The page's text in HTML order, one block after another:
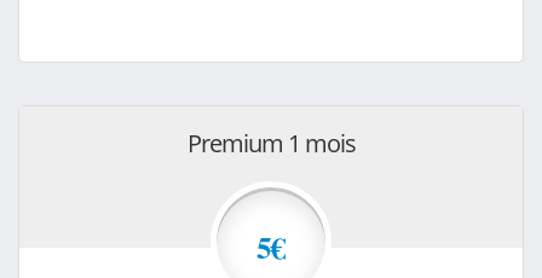
Premium 1 mois
5€